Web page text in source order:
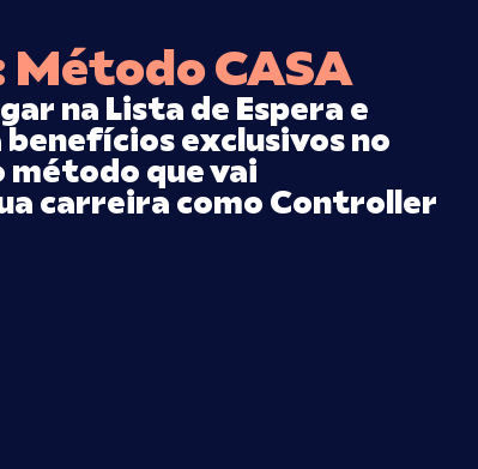
Método CASA
na Lista de Espera e
benefícios exclusivos no
método que vai
carreira como Controller